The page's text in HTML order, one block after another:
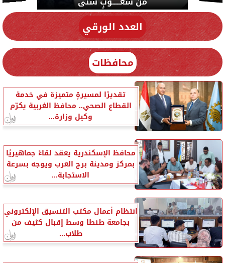
العدد الورقي
محافظات
تقديرًا لمسيرةٍ متميزة في خدمة
القطاع الصحي.. محافظ الغربية يكرّم
وكيل وزارة...
محافظ الإسكندرية يعقد لقاءً جماهيريًا
بمركز ومدينة برج العرب ويوجه بسرعة
الاستجابة...
انتظام أعمال مكتب التنسيق الإلكتروني
بجامعة طنطا وسط إقبال كثيف من
طلاب...